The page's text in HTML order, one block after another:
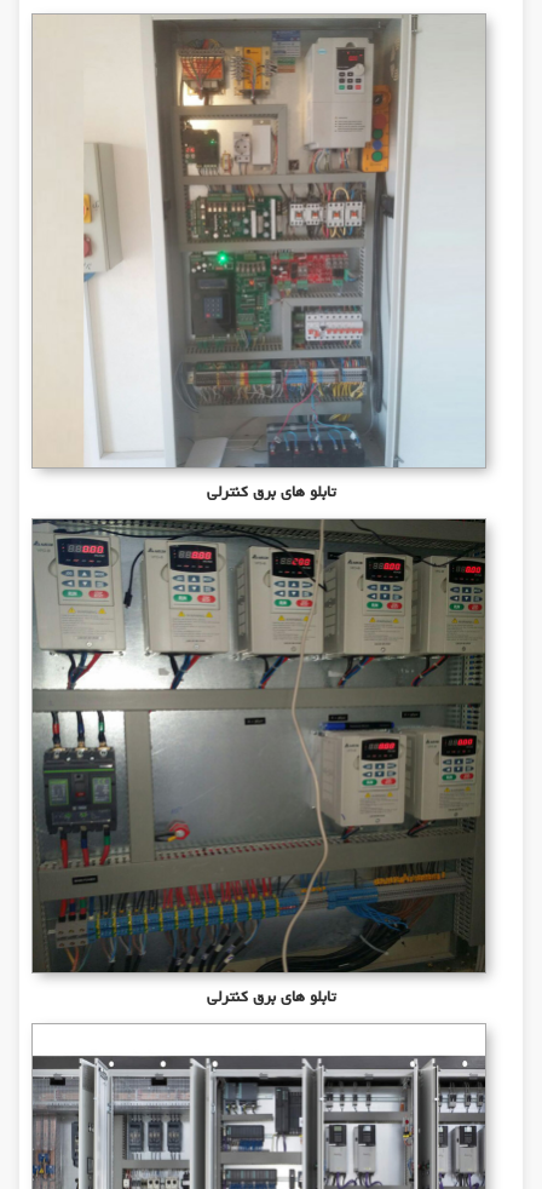
تابلو های برق کنترلی
تابلو های برق کنترلی